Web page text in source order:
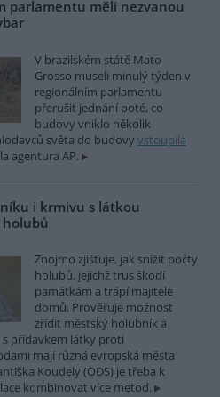
parlamentu měli nezvanou
V brazilském státě Mato
Grosso museli minulý týden v
regionálním parlamentu
přerušit jednání poté, co
budovy vniklo několik
světa do budovy vstoupila
agentura AP.
i krmivu s látkou
Znojmo zjišťuje, jak snížit počty
holubů, jejichž trus škodí
památkám a trápí majitele
domů. Prověřuje možnost
zřídit městský holubník a
přídavkem látky proti
mají různá evropská města
Koudely (ODS) je třeba k
kombinovat více metod.